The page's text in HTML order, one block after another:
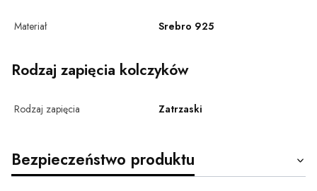
Materiał Srebro 925
Rodzaj zapięcia kolczyków
Rodzaj zapięcia Zatrzaski
Bezpieczeństwo produktu